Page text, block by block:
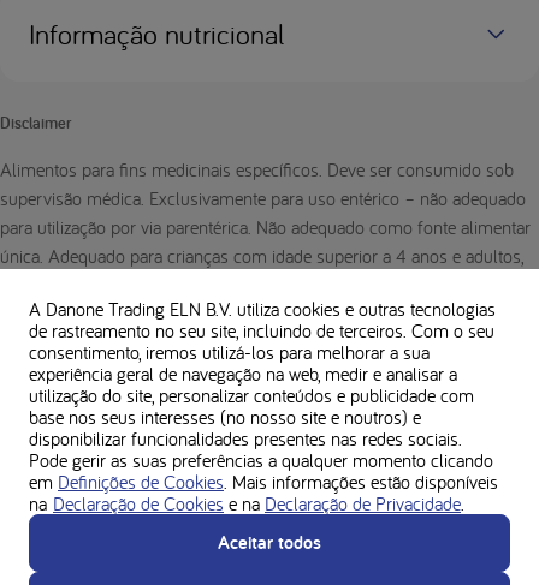
Informação nutricional
Disclaimer
Alimentos para fins medicinais específicos. Deve ser consumido sob
supervisão médica. Exclusivamente para uso entérico – não adequado
para utilização por via parentérica. Não adequado como fonte alimentar
única. Adequado para crianças com idade superior a 4 anos e adultos,
habitual). Deve ser consumido exclusivamente por pacientes com
fenilcetonúria.
A Danone Trading ELN B.V. utiliza cookies e outras tecnologias
de rastreamento no seu site, incluindo de terceiros. Com o seu
consentimento, iremos utilizá-los para melhorar a sua
experiência geral de navegação na web, medir e analisar a
utilização do site, personalizar conteúdos e publicidade com
base nos seus interesses (no nosso site e noutros) e
disponibilizar funcionalidades presentes nas redes sociais.
Pode gerir as suas preferências a qualquer momento clicando
em Definições de Cookies . Mais informações estão disponíveis
na Declaração de Cookies e na Declaração de Privacidade
Aceitar todos